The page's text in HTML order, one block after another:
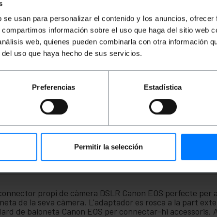
usan para personalizar el contenido y los anuncios,
información sobre el uso que haga del sitio web
web, quienes pueden combinarla con otra información
uso que haya hecho de sus servicios.
Preferencias Estadística
Permitir la selección
PVP
0,16€
0,16€ IVA inc.
0,14€
Lliurament immediat REF: ED050
Quantitat
1,98€
1,98 IVA inc.
1,55€
Lliurament immediat REF: EV076
Quantitat
propi de càmera DSLR Canon EOS perfecte
de la seva càmera. L'adaptador es rosca a la part
de baioneta Canon EOS per connectar-hi